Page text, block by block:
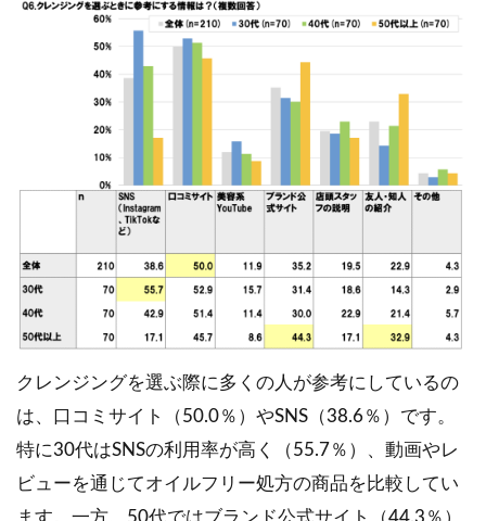
クレンジングを選ぶ際に多くの人が参考にしているの
は、口コミサイト（50.0％）やSNS（38.6％）です。
特に30代はSNSの利用率が高く（55.7％）、動画やレ
ビューを通じてオイルフリー処方の商品を比較してい